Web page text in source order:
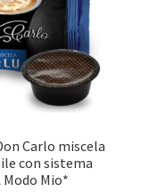
Carlo miscela
con sistema
Modo Mio*